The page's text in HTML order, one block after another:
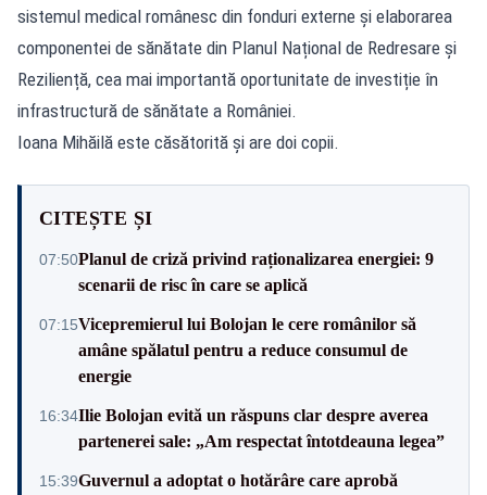
sistemul medical românesc din fonduri externe și elaborarea
componentei de sănătate din Planul Național de Redresare și
Reziliență, cea mai importantă oportunitate de investiție în
infrastructură de sănătate a României.
Ioana Mihăilă este căsătorită și are doi copii.
CITEȘTE ȘI
07:50Planul de criză privind raționalizarea energiei: 9
scenarii de risc în care se aplică
07:15Vicepremierul lui Bolojan le cere românilor să
amâne spălatul pentru a reduce consumul de
energie
16:34Ilie Bolojan evită un răspuns clar despre averea
partenerei sale: „Am respectat întotdeauna legea”
15:39Guvernul a adoptat o hotărâre care aprobă